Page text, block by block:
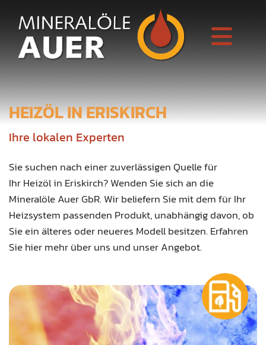
HEIZÖL IN ERISKIRCH
Ihre lokalen Experten
Sie suchen nach einer zuverlässigen Quelle für
Ihr Heizöl in Eriskirch? Wenden Sie sich an die
Mineralöle Auer GbR. Wir beliefern Sie mit dem für Ihr
Heizsystem passenden Produkt, unabhängig davon, ob
Sie ein älteres oder neueres Modell besitzen. Erfahren
Sie hier mehr über uns und unser Angebot.